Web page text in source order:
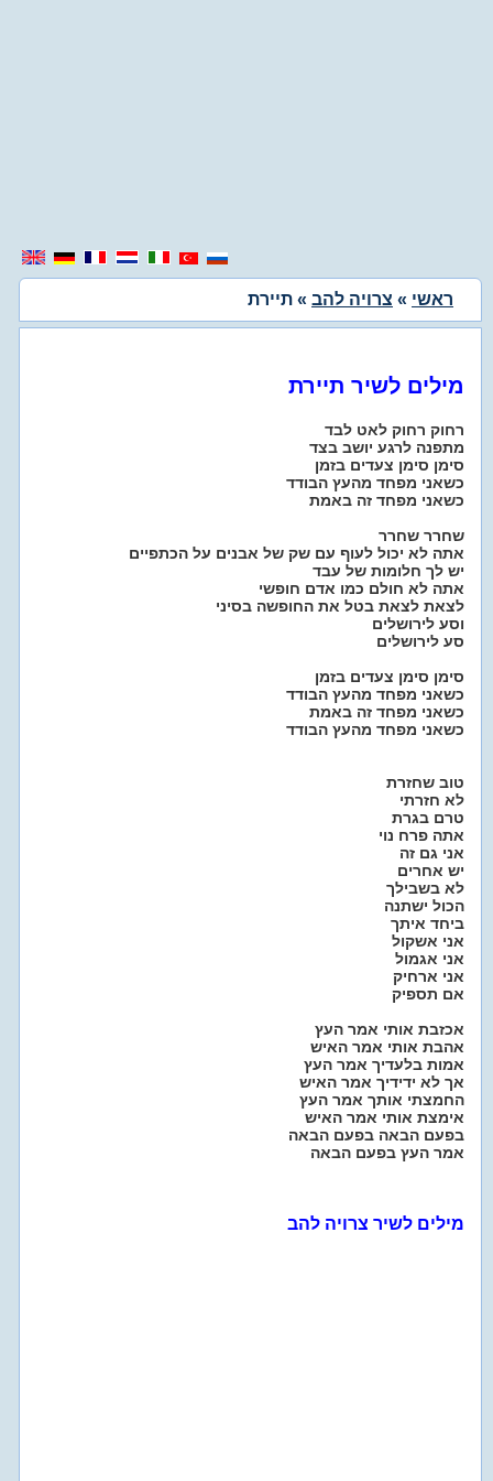
ראשי » צרויה להב » תיירת
מילים לשיר תיירת
רחוק רחוק לאט לבד
מתפנה לרגע יושב בצד
סימן סימן צעדים בזמן
כשאני מפחד מהעץ הבודד
כשאני מפחד זה באמת
שחרר שחרר
אתה לא יכול לעוף עם שק של אבנים על הכתפיים
יש לך חלומות של עבד
אתה לא חולם כמו אדם חופשי
לצאת לצאת בטל את החופשה בסיני
וסע לירושלים
סע לירושלים
סימן סימן צעדים בזמן
כשאני מפחד מהעץ הבודד
כשאני מפחד זה באמת
כשאני מפחד מהעץ הבודד
טוב שחזרת
לא חזרתי
טרם בגרת
אתה פרח נוי
אני גם זה
יש אחרים
לא בשבילך
הכול ישתנה
ביחד איתך
אני אשקול
אני אגמול
אני ארחיק
אם תספיק
אכזבת אותי אמר העץ
אהבת אותי אמר האיש
אמות בלעדיך אמר העץ
אך לא ידידיך אמר האיש
החמצתי אותך אמר העץ
אימצת אותי אמר האיש
בפעם הבאה בפעם הבאה
אמר העץ בפעם הבאה
מילים לשיר צרויה להב